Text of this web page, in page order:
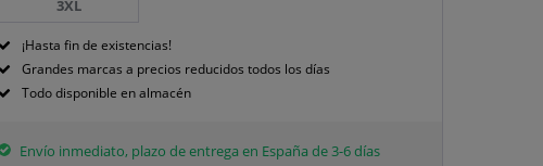
3XL
¡Hasta fin de existencias!
Grandes marcas a precios reducidos todos los días
Todo disponible en almacén
Envío inmediato, plazo de entrega en España de 3-6 días